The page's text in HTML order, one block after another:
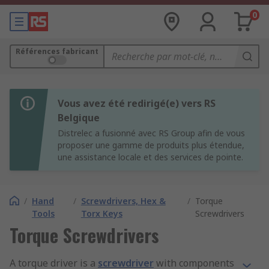
0
Références fabricant
Vous avez été redirigé(e) vers RS
Belgique
Distrelec a fusionné avec RS Group afin de vous
proposer une gamme de produits plus étendue,
une assistance locale et des services de pointe.
/ Hand
Tools
/ Screwdrivers, Hex &
Torx Keys
/ Torque
Screwdrivers
Torque Screwdrivers
A torque driver is a screwdriverwith components